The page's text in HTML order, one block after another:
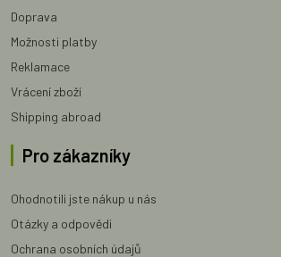
Doprava
Možnosti platby
Reklamace
Vrácení zboží
Shipping abroad
Pro zákazníky
Ohodnotili jste nákup u nás
Otázky a odpovědi
Ochrana osobních údajů